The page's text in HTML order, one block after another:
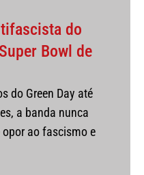
do
Bowl de
do Green Day até
a banda nunca
ao fascismo e